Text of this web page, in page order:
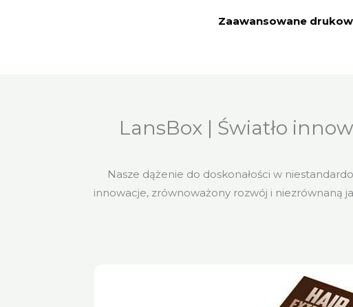
Zaawansowane
LansBox | Światło
Nasze dążenie do doskonałości w
innowacje, zrównoważony rozwój i niezrównaną